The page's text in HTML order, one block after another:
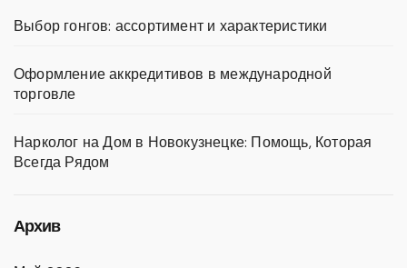
Выбор гонгов: ассортимент и характеристики
Оформление аккредитивов в международной
торговле
Нарколог на Дом в Новокузнецке: Помощь, Которая
Всегда Рядом
Архив